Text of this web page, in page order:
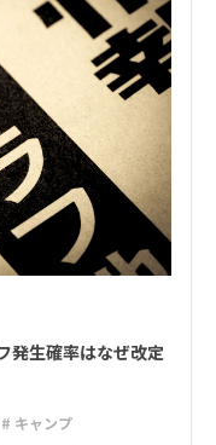
発生確率はなぜ改定
# キャンプ